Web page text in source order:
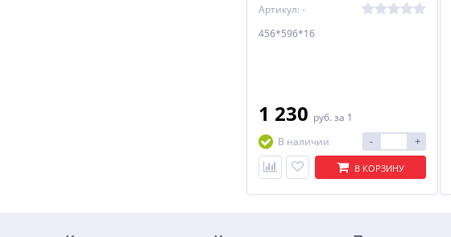
Артикул: -
456*596*16
1 230 руб. за 1
В наличии
- +
В КОРЗИНУ